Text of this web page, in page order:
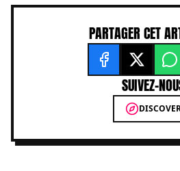
PARTAGER CET
SUIVEZ-